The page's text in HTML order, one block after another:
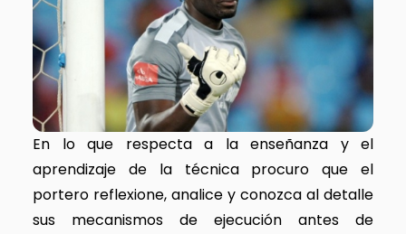
En lo que respecta a la enseñanza y el
aprendizaje de la técnica procuro que el
portero reflexione, analice y conozca al detalle
sus mecanismos de ejecución antes de